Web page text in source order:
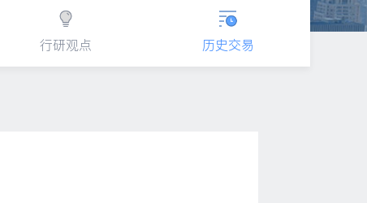
行研观点 历史交易